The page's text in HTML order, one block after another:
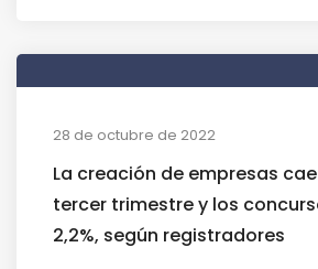
28 de octubre de 2022
La creación de empresas cae
tercer trimestre y los
2,2%, según registradores